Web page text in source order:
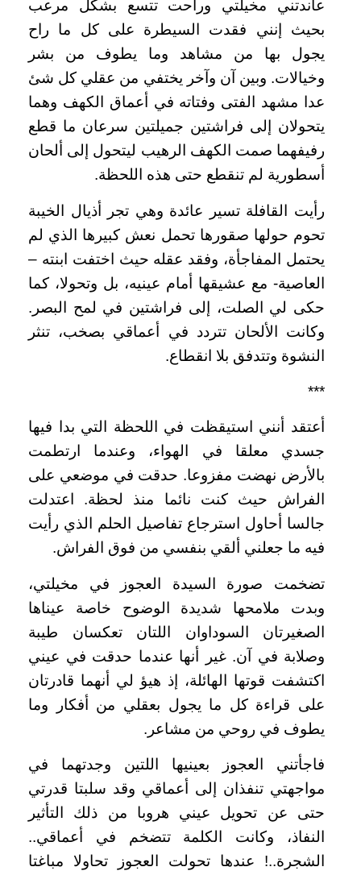
عاندتني مخيلتي وراحت تتسع بشكل مرعب
بحيث إنني فقدت السيطرة على كل ما راح
يجول بها من مشاهد وما يطوف من بشر
وخيالات. وبين آن وآخر يختفي من عقلي كل شئ
عدا مشهد الفتى وفتاته في أعماق الكهف وهما
يتحولان إلى فراشتين جميلتين سرعان ما قطع
رفيفهما صمت الكهف الرهيب ليتحول إلى ألحان
أسطورية لم تنقطع حتى هذه اللحظة.
رأيت القافلة تسير عائدة وهي تجر أذيال الخيبة
تحوم حولها صقورها تحمل نعش كبيرها الذي لم
يحتمل المفاجأة، وفقد عقله حيث اختفت ابنته –
العاصية- مع عشيقها أمام عينيه، بل وتحولا، كما
حكى لي الصلت، إلى فراشتين في لمح البصر.
وكانت الألحان تتردد في أعماقي بصخب، تنثر
النشوة وتتدفق بلا انقطاع.
***
أعتقد أنني استيقظت في اللحظة التي بدا فيها
جسدي معلقا في الهواء، وعندما ارتطمت
بالأرض نهضت مفزوعا. حدقت في موضعي على
الفراش حيث كنت نائما منذ لحظة. اعتدلت
جالسا أحاول استرجاع تفاصيل الحلم الذي رأيت
فيه ما جعلني ألقي بنفسي من فوق الفراش.
تضخمت صورة السيدة العجوز في مخيلتي،
وبدت ملامحها شديدة الوضوح خاصة عيناها
الصغيرتان السوداوان اللتان تعكسان طيبة
وصلابة في آن. غير أنها عندما حدقت في عيني
اكتشفت قوتها الهائلة، إذ هيؤ لي أنهما قادرتان
على قراءة كل ما يجول بعقلي من أفكار وما
يطوف في روحي من مشاعر.
فاجأتني العجوز بعينيها اللتين وجدتهما في
مواجهتي تنفذان إلى أعماقي وقد سلبتا قدرتي
حتى عن تحويل عيني هروبا من ذلك التأثير
النفاذ، وكانت الكلمة تتضخم في أعماقي..
الشجرة..! عندها تحولت العجوز تحاولا مباغتا